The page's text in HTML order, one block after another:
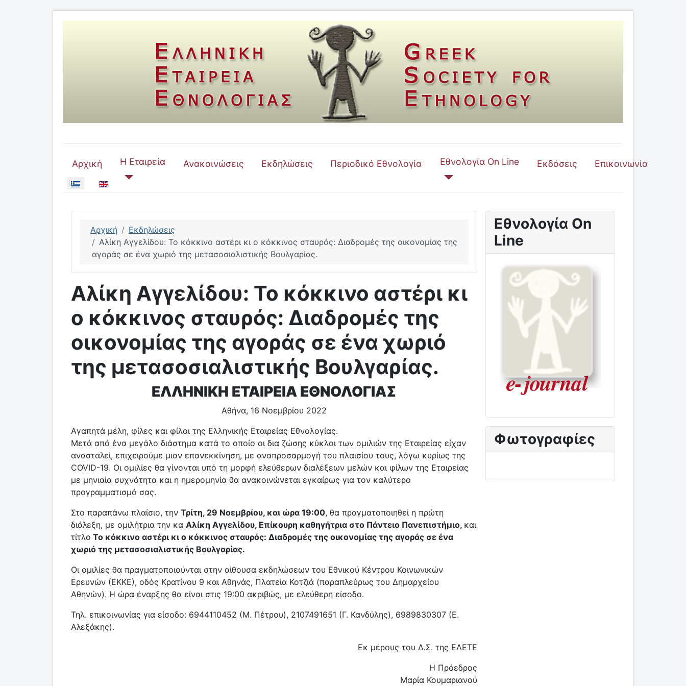
Αρχική Η Εταιρεία Ανακοινώσεις Εκδηλώσεις Περιοδικό Εθνολογία Εθνολογία On Line Εκδόσεις Επικοινωνία
Επιλέξτε τη γλώσσα σας
Αρχική
Εκδηλώσεις
Αλίκη Αγγελίδου: Το κόκκινο αστέρι κι ο κόκκινος σταυρός: Διαδρομές της οικονομίας της
αγοράς σε ένα χωριό της μετασοσιαλιστικής Βουλγαρίας.
Αλίκη Αγγελίδου: Το κόκκινο αστέρι κι
ο κόκκινος σταυρός: Διαδρομές της
οικονομίας της αγοράς σε ένα χωριό
της μετασοσιαλιστικής Βουλγαρίας.
ΕΛΛΗΝΙΚΗ ΕΤΑΙΡΕΙΑ ΕΘΝΟΛΟΓΙΑΣ
Αθήνα, 16 Νοεμβρίου 2022
Αγαπητά μέλη, φίλες και φίλοι της Ελληνικής Εταιρείας Εθνολογίας.
Μετά από ένα μεγάλο διάστημα κατά το οποίο οι δια ζώσης κύκλοι των ομιλιών της Εταιρείας είχαν
ανασταλεί, επιχειρούμε μιαν επανεκκίνηση, με αναπροσαρμογή του πλαισίου τους, λόγω κυρίως της
COVID-19. Οι ομιλίες θα γίνονται υπό τη μορφή ελεύθερων διαλέξεων μελών και φίλων της Εταιρείας
με μηνιαία συχνότητα και η ημερομηνία θα ανακοινώνεται εγκαίρως για τον καλύτερο
προγραμματισμό σας.
Στο παραπάνω πλαίσιο, την Τρίτη, 29 Νοεμβρίου, και ώρα 19:00, θα πραγματοποιηθεί η πρώτη
διάλεξη, με ομιλήτρια την κα Αλίκη Αγγελίδου, Επίκουρη καθηγήτρια στο Πάντειο Πανεπιστήμιο, και
τίτλο Το κόκκινο αστέρι κι ο κόκκινος σταυρός: Διαδρομές της οικονομίας της αγοράς σε ένα
χωριό της μετασοσιαλιστικής Βουλγαρίας.
Οι ομιλίες θα πραγματοποιούνται στην αίθουσα εκδηλώσεων του Εθνικού Κέντρου Κοινωνικών
Ερευνών (ΕΚΚΕ), οδός Κρατίνου 9 και Αθηνάς, Πλατεία Κοτζιά (παραπλεύρως του Δημαρχείου
Αθηνών). Η ώρα έναρξης θα είναι στις 19:00 ακριβώς, με ελεύθερη είσοδο.
Τηλ. επικοινωνίας για είσοδο: 6944110452 (Μ. Πέτρου), 2107491651 (Γ. Κανδύλης), 6989830307 (Ε.
Αλεξάκης).
Εκ μέρους του Δ.Σ. της ΕΛΕΤΕ
Η Πρόεδρος
Μαρία Κουμαριανού
Εθνολογία On
Line
Φωτογραφίες